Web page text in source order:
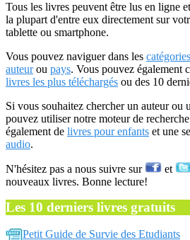
Tous les livres peuvent être lus en ligne
la plupart d'entre eux directement sur
tablette ou smartphone.
Vous pouvez naviguer dans les catégories
auteurou pays. Vous pouvez également
livres les plus téléchargés ou des 10
Si vous souhaitez chercher un auteur ou
pouvez utiliser notre moteur de
également de livres pour enfants et une
audio.
N'hésitez pas a nous suivre sur et
nouveaux livres. Bonne lecture!
Les 10 derniers livres gratuits
Petit Guide de Survie des Etudiants